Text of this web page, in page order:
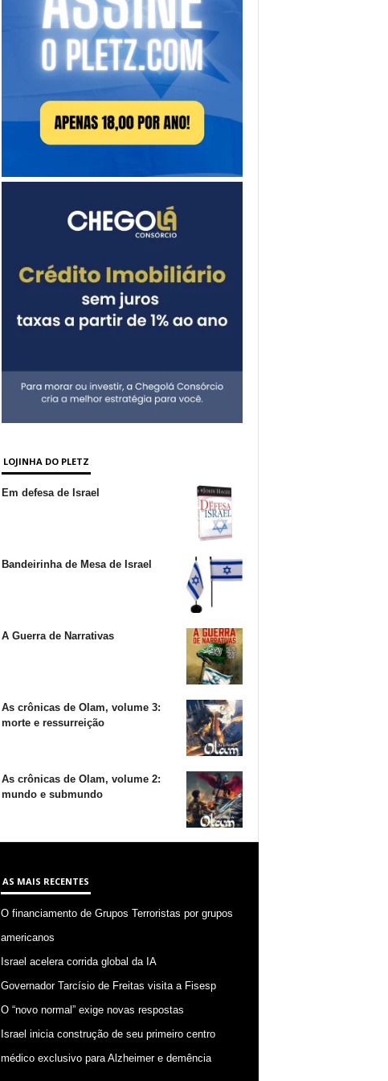
LOJINHA DO PLETZ
Em defesa de Israel
Bandeirinha de Mesa de Israel
A Guerra de Narrativas
As crônicas de Olam, volume 3:
morte e ressurreição
As crônicas de Olam, volume 2:
mundo e submundo
AS MAIS RECENTES
O financiamento de Grupos Terroristas por grupos
americanos
Israel acelera corrida global da IA
Governador Tarcísio de Freitas visita a Fisesp
O “novo normal” exige novas respostas
Israel inicia construção de seu primeiro centro
médico exclusivo para Alzheimer e demência